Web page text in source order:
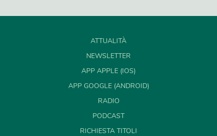
ATTUALITÀ
NEWSLETTER
APP APPLE (IOS)
APP GOOGLE (ANDROID)
RADIO
PODCAST
RICHIESTA TITOLI